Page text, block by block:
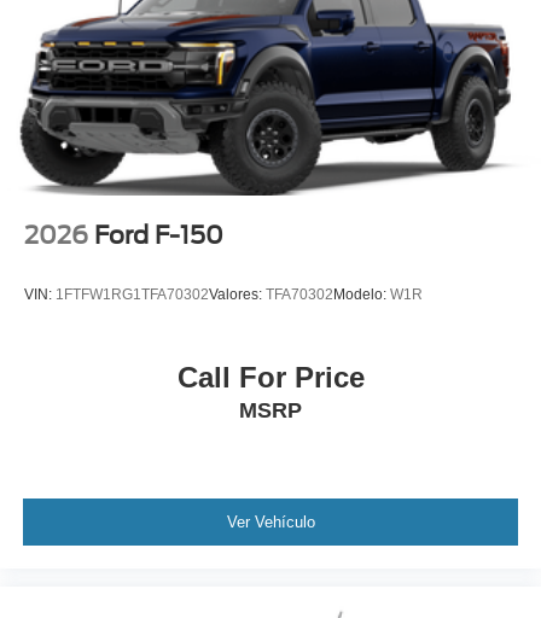
2026 Ford F-150
VIN: 1FTFW1RG1TFA70302Valores: TFA70302 Modelo: W1R
Call For Price
MSRP
Ver Vehículo